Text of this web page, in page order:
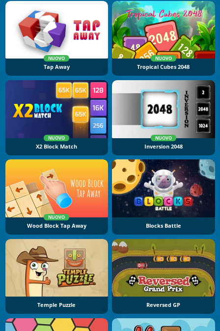
NUOVO
Tap Away
NUOVO
Tropical Cubes 2048
NUOVO
X2 Block Match
NUOVO
Inversion 2048
NUOVO
Wood Block Tap Away Blocks Battle
Temple Puzzle Reversed GP